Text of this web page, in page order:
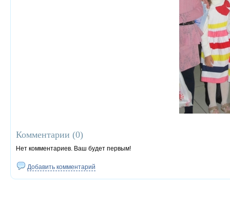
Комментарии (0)
Нет комментариев. Ваш будет первым!
Добавить комментарий